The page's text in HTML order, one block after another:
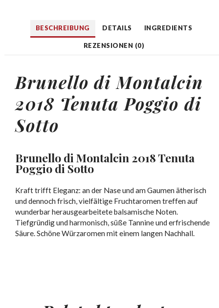
BESCHREIBUNG DETAILS INGREDIENTS
REZENSIONEN (0)
Brunello di Montalcin
2018 Tenuta Poggio di
Sotto
Brunello di Montalcin 2018 Tenuta
Poggio di Sotto
Kraft trifft Eleganz: an der Nase und am Gaumen ätherisch
und dennoch frisch, vielfältige Fruchtaromen treffen auf
wunderbar herausgearbeitete balsamische Noten.
Tiefgründig und harmonisch, süße Tannine und erfrischende
Säure. Schöne Würzaromen mit einem langen Nachhall.